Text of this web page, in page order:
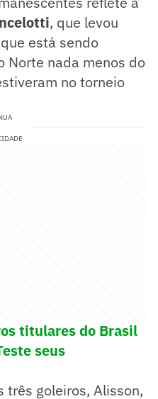
, que levou
que está sendo
Norte nada menos do
no torneio
titulares do Brasil
seus
três goleiros, Alisson,